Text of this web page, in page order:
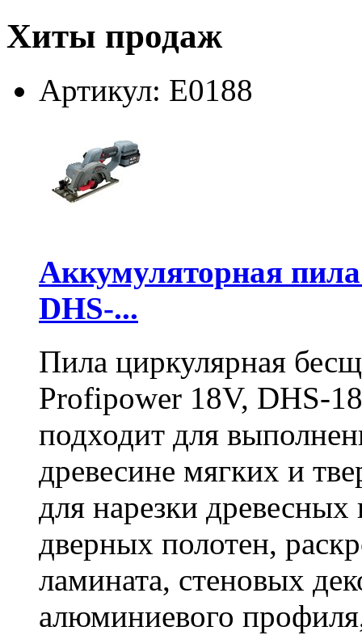
Хиты продаж
Артикул: E0188
Аккумуляторная
DHS-...
Пила циркулярная
Profipower 18V, DHS-
подходит для
древесине мягких и
для нарезки
дверных полотен,
ламината, стеновых
алюминиевого